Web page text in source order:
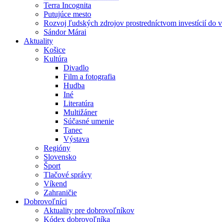
Terra Incognita
Putujúce mesto
Rozvoj ľudských zdrojov prostredníctvom investícií do
Sándor Márai
Aktuality
Košice
Kultúra
Divadlo
Film a fotografia
Hudba
Iné
Literatúra
Multižáner
Súčasné umenie
Tanec
Výstava
Regióny
Slovensko
Šport
Tlačové správy
Víkend
Zahraničie
Dobrovoľníci
Aktuality pre dobrovoľníkov
Kódex dobrovoľníka